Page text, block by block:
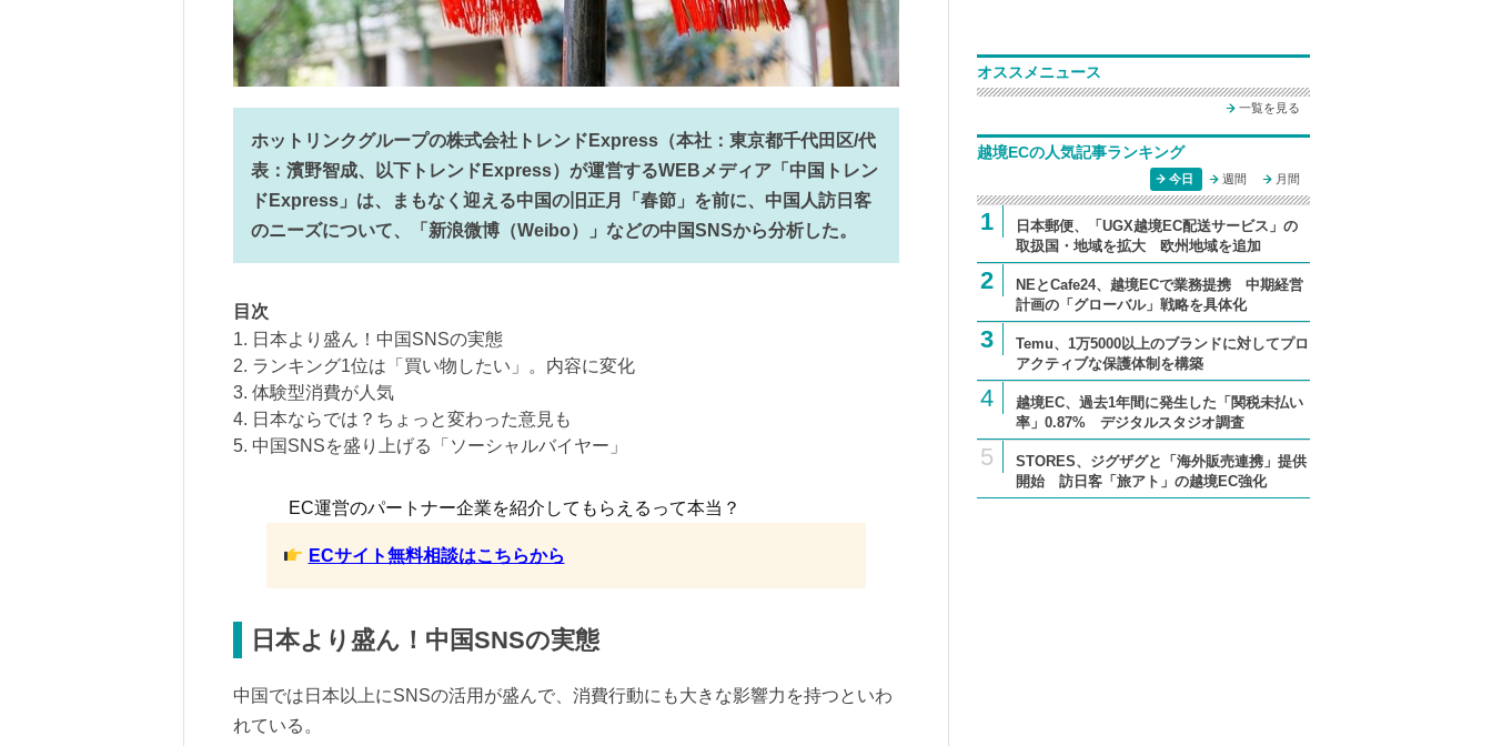
ホットリンクグループの株式会社トレンドExpress（本社：東京都千代田区/代
表：濱野智成、以下トレンドExpress）が運営するWEBメディア「中国トレン
ドExpress」は、まもなく迎える中国の旧正月「春節」を前に、中国人訪日客
のニーズについて、「新浪微博（Weibo）」などの中国SNSから分析した。
目次
1. 日本より盛ん！中国SNSの実態
2. ランキング1位は「買い物したい」。内容に変化
3. 体験型消費が人気
4. 日本ならでは？ちょっと変わった意見も
5. 中国SNSを盛り上げる「ソーシャルバイヤー」
EC運営のパートナー企業を紹介してもらえるって本当？
ECサイト無料相談はこちらから
日本より盛ん！中国SNSの実態
中国では日本以上にSNSの活用が盛んで、消費行動にも大きな影響力を持つといわ
れている。
オススメニュース
一覧を見る
越境ECの人気記事ランキング
今日 週間 月間
1
日本郵便、「UGX越境EC配送サービス」の
取扱国・地域を拡大 欧州地域を追加
2
NEとCafe24、越境ECで業務提携 中期経営
計画の「グローバル」戦略を具体化
3
Temu、1万5000以上のブランドに対してプロ
アクティブな保護体制を構築
4
越境EC、過去1年間に発生した「関税未払い
率」0.87% デジタルスタジオ調査
5
STORES、ジグザグと「海外販売連携」提供
開始 訪日客「旅アト」の越境EC強化